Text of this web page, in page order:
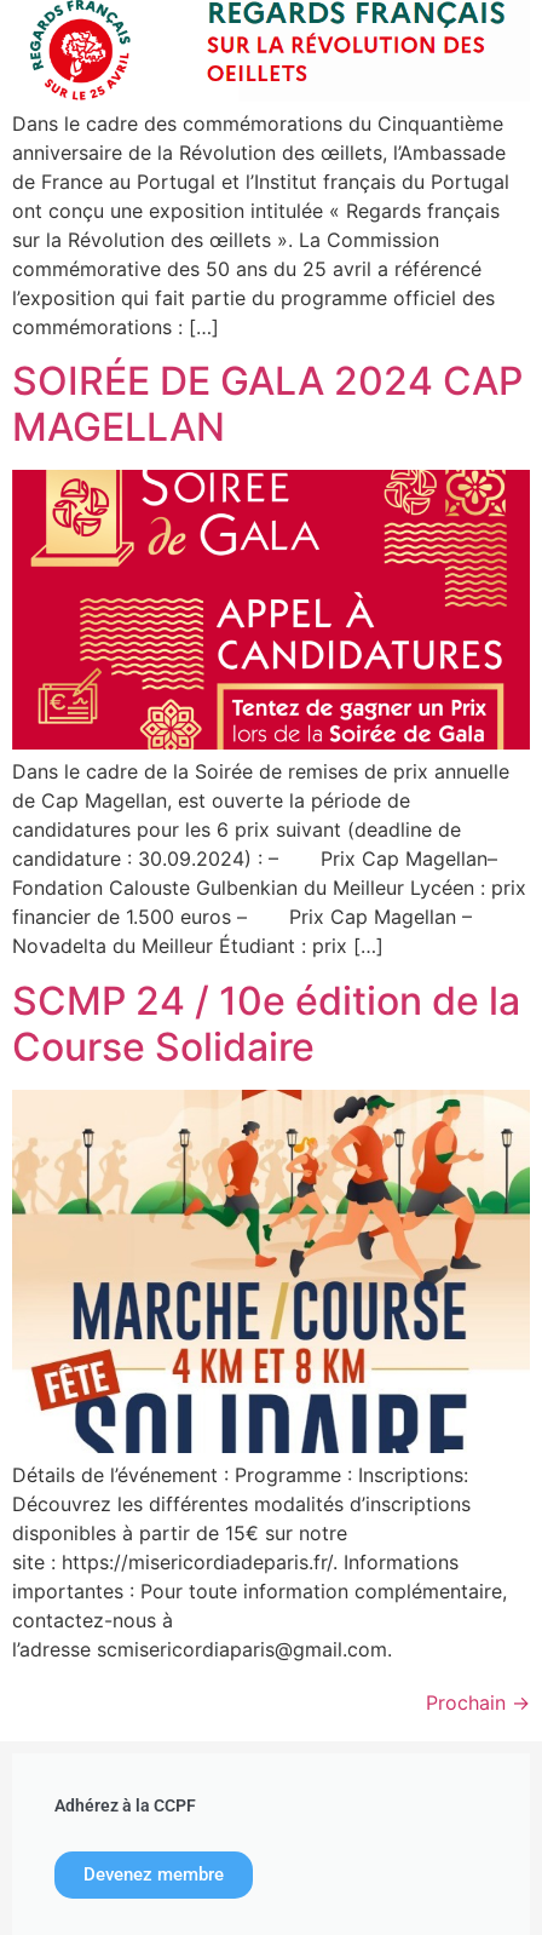
Dans le cadre des commémorations du Cinquantième
anniversaire de la Révolution des œillets, l’Ambassade
de France au Portugal et l’Institut français du Portugal
ont conçu une exposition intitulée « Regards français
sur la Révolution des œillets ». La Commission
commémorative des 50 ans du 25 avril a référencé
l’exposition qui fait partie du programme officiel des
commémorations : […]
SOIRÉE DE GALA 2024 CAP
MAGELLAN
Dans le cadre de la Soirée de remises de prix annuelle
de Cap Magellan, est ouverte la période de
candidatures pour les 6 prix suivant (deadline de
candidature : 30.09.2024) : – Prix Cap Magellan–
Fondation Calouste Gulbenkian du Meilleur Lycéen : prix
financier de 1.500 euros – Prix Cap Magellan –
Novadelta du Meilleur Étudiant : prix […]
SCMP 24 / 10e édition de la
Course Solidaire
Détails de l’événement : Programme : Inscriptions:
Découvrez les différentes modalités d’inscriptions
disponibles à partir de 15€ sur notre
site : https://misericordiadeparis.fr/. Informations
importantes : Pour toute information complémentaire,
contactez-nous à
l’adresse scmisericordiaparis@gmail.com.
Prochain →
Adhérez à la CCPF
Devenez membre